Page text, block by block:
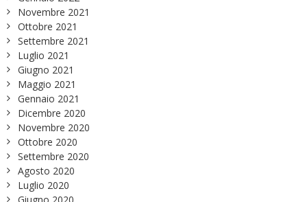
Novembre 2021
Ottobre 2021
Settembre 2021
Luglio 2021
Giugno 2021
Maggio 2021
Gennaio 2021
Dicembre 2020
Novembre 2020
Ottobre 2020
Settembre 2020
Agosto 2020
Luglio 2020